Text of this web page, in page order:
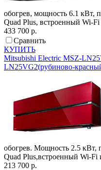
обогрев, мощность 6.1 кВт,
Quad Plus, встроенный Wi-
433 700 р.
Сравнить
КУПИТЬ
Mitsubishi Electric MSZ-
LN25VG2(рубиново-
обогрев. Мощность 2.5 кВт,
Quad Plus,встроенный Wi-Fi
213 700 р.